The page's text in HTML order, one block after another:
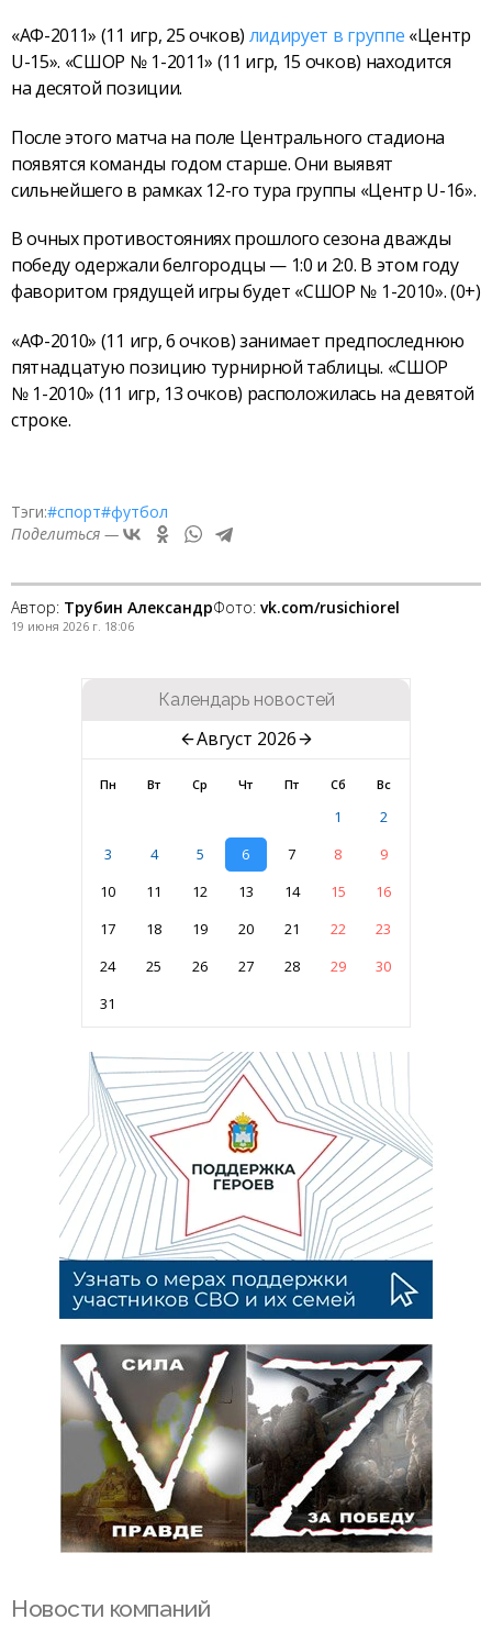
«АФ-2011» (11 игр, 25 очков) лидирует в группе «Центр
U-15». «СШОР № 1-2011» (11 игр, 15 очков) находится
на десятой позиции.
После этого матча на поле Центрального стадиона
появятся команды годом старше. Они выявят
сильнейшего в рамках 12-го тура группы «Центр U-16».
В очных противостояниях прошлого сезона дважды
победу одержали белгородцы — 1:0 и 2:0. В этом году
фаворитом грядущей игры будет «СШОР № 1-2010». (0+)
«АФ-2010» (11 игр, 6 очков) занимает предпоследнюю
пятнадцатую позицию турнирной таблицы. «СШОР
№ 1-2010» (11 игр, 13 очков) расположилась на девятой
строке.
Тэги:#спорт#футбол
Поделиться —
Автор: Трубин АлександрФото: vk.com/rusichiorel
19 июня 2026 г. 18:06
Календарь новостей
Август 2026
Пн Вт Ср Чт Пт Сб Вс
1
2
3
4 5 6 7 8
9
10
11 12 13 14 15
16
17
18 19 20 21 22
23
24
25 26 27 28 29
30
31
Новости компаний